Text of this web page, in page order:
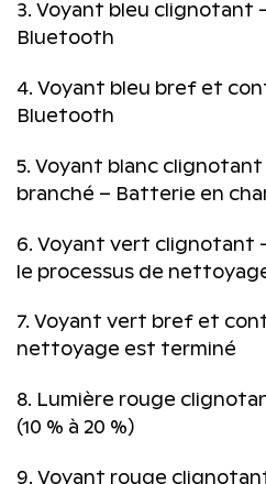
3. Voyant bleu clignotant
Bluetooth
4. Voyant bleu bref et
Bluetooth
5. Voyant blanc clignotant
branché – Batterie en
6. Voyant vert clignotant
le processus de
7. Voyant vert bref et
nettoyage est terminé
8. Lumière rouge
(10 % à 20 %)
9. Voyant rouge